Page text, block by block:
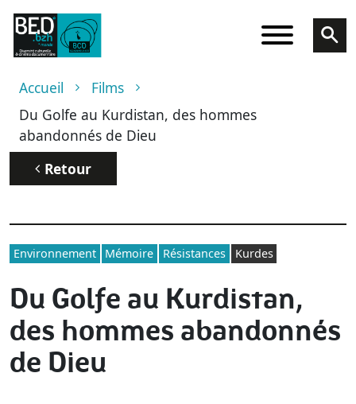
Aller au contenu principal
Fil d'Ariane
Accueil
Films
Du Golfe au Kurdistan, des hommes
abandonnés de Dieu
Retour
Environnement Mémoire Résistances Kurdes
Du Golfe au Kurdistan,
des hommes abandonnés
de Dieu